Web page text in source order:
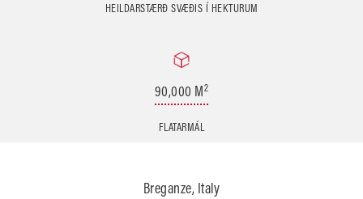
HEILDARSTÆRÐ SVÆÐIS Í HEKTURUM
90,000 M2
FLATARMÁL
Breganze, Italy